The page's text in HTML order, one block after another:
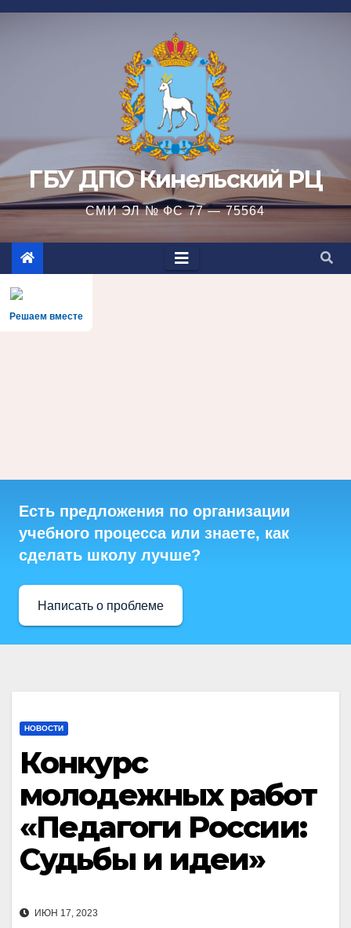
Перейти
ГБУ ДПО Кинельский РЦ
СМИ ЭЛ № ФС 77 — 75564
Решаем вместе
Есть предложения по организации
учебного процесса или знаете, как
сделать школу лучше?
Написать о проблеме
НОВОСТИ
Конкурс
молодежных работ
«Педагоги России:
Судьбы и идеи»
ИЮН 17, 2023